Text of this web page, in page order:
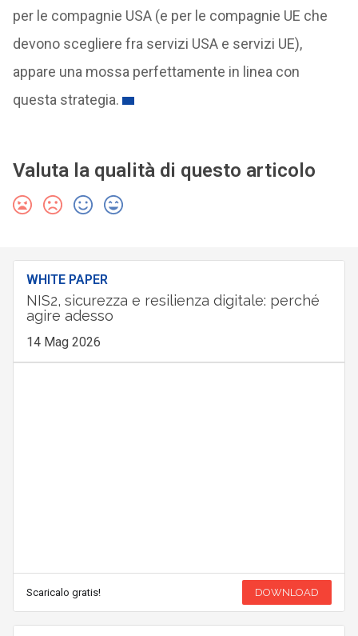
per le compagnie USA (e per le compagnie UE che
devono scegliere fra servizi USA e servizi UE),
appare una mossa perfettamente in linea con
questa strategia.
Valuta la qualità di questo articolo
WHITE PAPER
NIS2, sicurezza e resilienza digitale: perché
agire adesso
14 Mag 2026
Scaricalo gratis! DOWNLOAD